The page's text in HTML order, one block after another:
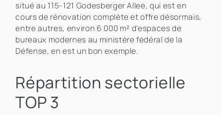
situé au 115-121 Godesberger Allee, qui est en
cours de rénovation complète et offre désormais,
entre autres, environ 6 000 m² d'espaces de
bureaux modernes au ministère fédéral de la
Défense, en est un bon exemple.
Répartition sectorielle
TOP 3